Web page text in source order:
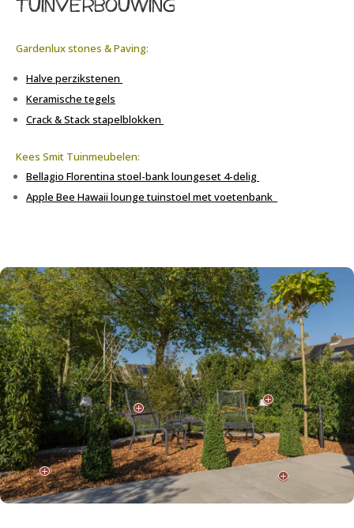
Gardenlux stones & Paving:
Halve perzikstenen
Keramische tegels
Crack & Stack stapelblokken
Kees Smit Tuinmeubelen:
Bellagio Florentina stoel-bankloungeset 4-delig
Apple Bee Hawaii lounge tuinstoel met voetenbank
P
P
P
P